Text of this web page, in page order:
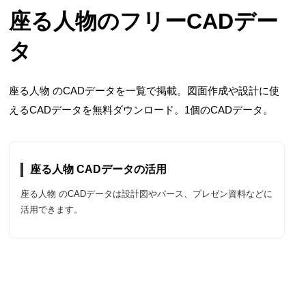
座る人物のフリーCADデー
タ
座る人物 のCADデータを一覧で掲載。図面作成や設計に使
えるCADデータを無料ダウンロード。1個のCADデータ。
座る人物 CADデータの活用
座る人物 のCADデータは設計図やパース、プレゼン資料などに
活用できます。